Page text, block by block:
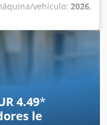
vehículo: 2026,
herramienta de
con: amasadoras
WP Kemper SP 50 /
¡Otras espirales
¡Ofrecemos una
4.49*
le